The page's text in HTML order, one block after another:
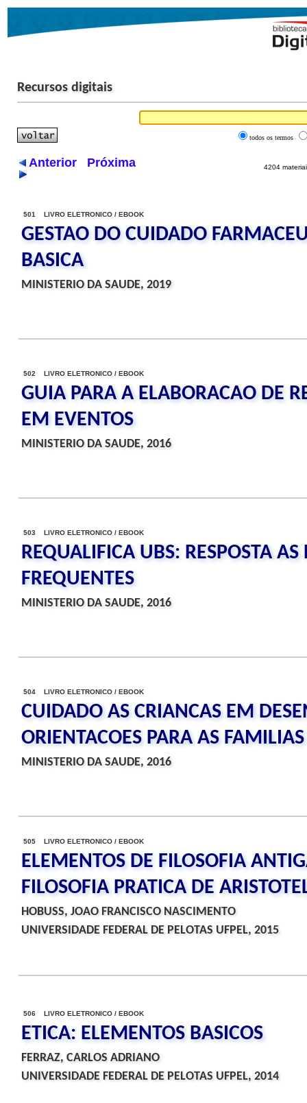
Recursos digitais
todos os termos
Anterior Próxima 4204
501 LIVRO ELETRONICO / EBOOK
GESTAO DO CUIDADO
BASICA
MINISTERIO DA SAUDE, 2019
502 LIVRO ELETRONICO / EBOOK
GUIA PARA A ELABORACAO DE
EM EVENTOS
MINISTERIO DA SAUDE, 2016
503 LIVRO ELETRONICO / EBOOK
REQUALIFICA UBS: RESPOSTA
FREQUENTES
MINISTERIO DA SAUDE, 2016
504 LIVRO ELETRONICO / EBOOK
CUIDADO AS CRIANCAS EM
ORIENTACOES PARA AS
MINISTERIO DA SAUDE, 2016
505 LIVRO ELETRONICO / EBOOK
ELEMENTOS DE FILOSOFIA
FILOSOFIA PRATICA DE
HOBUSS, JOAO FRANCISCO NASCIMENTO
UNIVERSIDADE FEDERAL DE PELOTAS UFPEL, 2015
506 LIVRO ELETRONICO / EBOOK
ETICA: ELEMENTOS BASICOS
FERRAZ, CARLOS ADRIANO
UNIVERSIDADE FEDERAL DE PELOTAS UFPEL, 2014